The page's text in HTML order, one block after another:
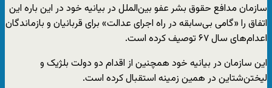
سازمان مدافع حقوق بشر عفو بین‌الملل در بیانیه خود در این باره این
اتفاق را «گامی بی‌سابقه در راه اجرای عدالت» برای قربانیان و بازماندگان
اعدام‌های سال ۶۷ توصیف کرده است.
این سازمان در بیانیه خود همچنین از اقدام دو دولت بلژیک و
لیختن‌شتاین در همین زمینه استقبال کرده است.